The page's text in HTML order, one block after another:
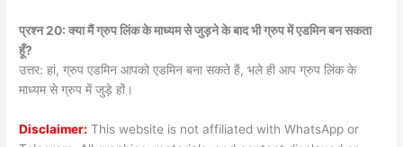
प्रश्न 20: क्या मैं ग्रुप लिंक के माध्यम से जुड़ने के बाद भी ग्रुप में एडमिन बन सकता
हूँ?
उत्तर: हां, ग्रुप एडमिन आपको एडमिन बना सकते हैं, भले ही आप ग्रुप लिंक के
माध्यम से ग्रुप में जुड़े हों।
Disclaimer: This website is not affiliated with WhatsApp or